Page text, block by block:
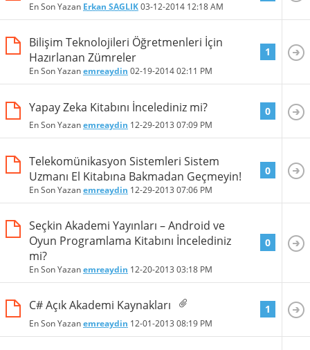
En Son Yazan Erkan SAGLIK03-12-2014 12:18 AM
Bilişim Teknolojileri Öğretmenleri İçin
Hazırlanan Zümreler
En Son Yazanemreaydin 02-19-201402:11 PM
1
Yapay Zeka Kitabını İncelediniz mi?
En Son Yazanemreaydin 12-29-2013 07:09 PM
0
Telekomünikasyon Sistemleri Sistem
Uzmanı El Kitabına Bakmadan Geçmeyin!
En Son Yazanemreaydin 12-29-2013 07:06 PM
0
Seçkin Akademi Yayınları – Android ve
Oyun Programlama Kitabını İncelediniz
mi?
En Son Yazanemreaydin 12-20-2013 03:18 PM
0
C# Açık Akademi Kaynakları
En Son Yazanemreaydin 12-01-2013 08:19 PM
1